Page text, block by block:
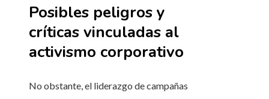
Posibles peligros y
críticas vinculadas al
activismo corporativo
No obstante, el liderazgo de campañas